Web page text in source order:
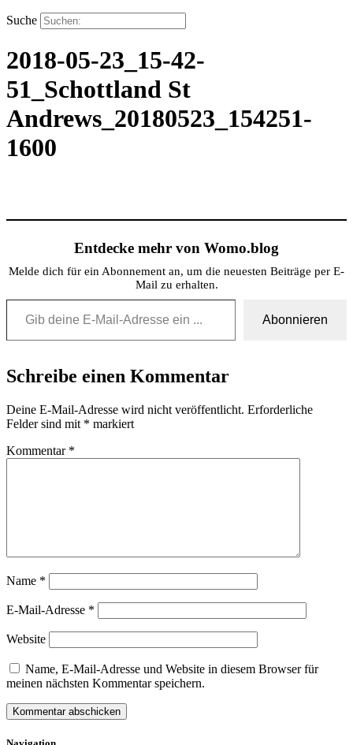
Suche
2018-05-23_15-42-
51_Schottland St
Andrews_20180523_154251-
1600
Entdecke mehr von Womo.blog
Melde dich für ein Abonnement an, um die neuesten Beiträge per E-
Mail zu erhalten.
Gib deine E-Mail-Adresse ein ...
Abonnieren
Schreibe einen Kommentar
Deine E-Mail-Adresse wird nicht veröffentlicht. Erforderliche
Felder sind mit * markiert
Kommentar *
Name *
E-Mail-Adresse *
Website
Name, E-Mail-Adresse und Website in diesem Browser für
meinen nächsten Kommentar speichern.